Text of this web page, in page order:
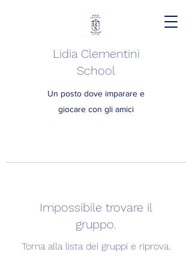
Lidia Clementini
School
Un posto dove imparare e
giocare con gli amici
Impossibile trovare il
gruppo.
Torna alla lista dei gruppi e riprova.